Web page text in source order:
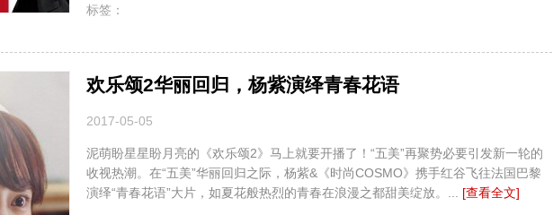
标签：
欢乐颂2华丽回归，杨紫演绎青春花语
2017-05-05
泥萌盼星星盼月亮的《欢乐颂2》马上就要开播了！“五美”再聚势必要引发新一轮的
收视热潮。在“五美”华丽回归之际，杨紫&《时尚COSMO》携手红谷飞往法国巴黎
演绎“青春花语”大片，如夏花般热烈的青春在浪漫之都甜美绽放。... [查看全文]